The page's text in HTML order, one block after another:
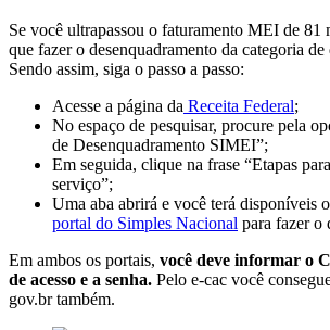
Se você ultrapassou o faturamento MEI de 81
que fazer o desenquadramento da categoria
Sendo assim, siga o passo a passo:
Acesse a página da Receita Federal;
No espaço de pesquisar, procure pela
de Desenquadramento SIMEI”;
Em seguida, clique na frase “Etapas
serviço”;
Uma aba abrirá e você terá disponíveis o
portal do Simples Nacional para fazer o
Em ambos os portais, você deve informar o
de acesso e a senha. Pelo e-cac você
gov.br também.